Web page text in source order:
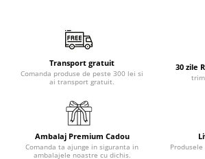
Transport gratuit
Comanda produse de peste 300 lei si
ai transport gratuit.
30 zile
Ambalaj Premium Cadou
Comanda ta ajunge in siguranta in
ambalajele noastre cu dichis.